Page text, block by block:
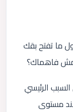
ما تفتح بقك
مش فاهماك؟
الرئيسي
عند مستوى